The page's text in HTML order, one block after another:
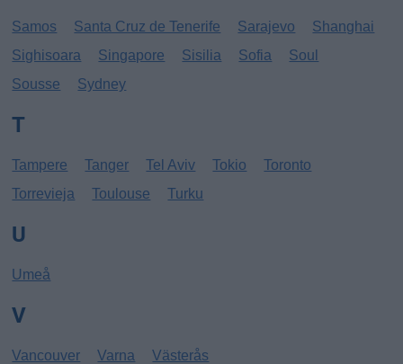
Samos Santa Cruz de Tenerife Sarajevo
Shanghai
Sighisoara
Singapore Sisilia Sofia
Soul
Sousse
Sydney
T
Tampere Tanger Tel Aviv Tokio
Toronto
Torrevieja
Toulouse Turku
U
Umeå
V
Vancouver Varna Västerås